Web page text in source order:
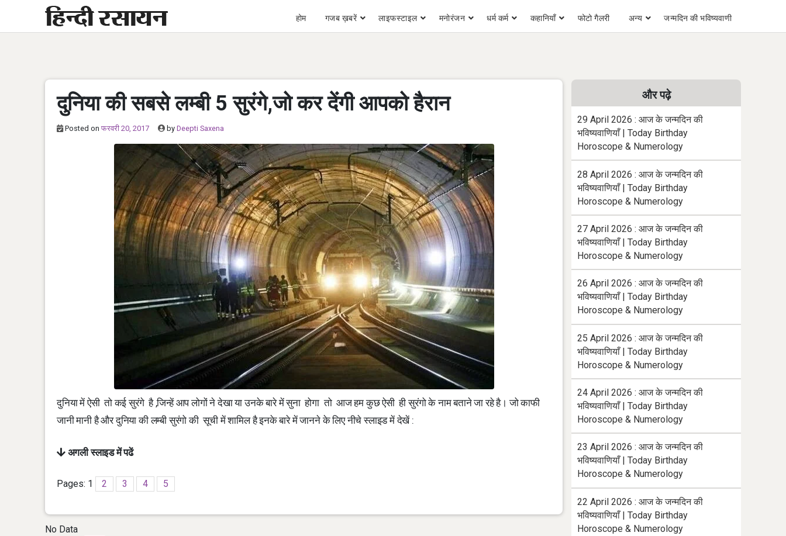
content
होम गजब ख़बरें लाइफस्टाइल मनोरंजन धर्म कर्म कहानियाँ फोटो गैलरी अन्य जन्मदिन की भविष्यवाणी
दुनिया की सबसे लम्बी 5 सुरंगे,जो कर देंगी आपको हैरान
Posted on फरवरी 20, 2017 by Deepti Saxena
दुनिया में ऐसी तो कई सुरंगे है ,जिन्हें आप लोगों ने देखा या उनके बारे में सुना होगा तो आज हम कुछ ऐसी ही सुरंगो के नाम बताने जा रहे है। जो काफी
जानी मानी है और दुनिया की लम्बी सुरंगो की सूची में शामिल है इनके बारे में जानने के लिए नीचे स्लाइड में देखें :
अगली स्लाइड में पढें
Pages: 1 2 3 4 5
No Data
और पढ़े
29 April 2026 : आज के जन्मदिन की
भविष्यवाणियाँ | Today Birthday
Horoscope & Numerology
28 April 2026 : आज के जन्मदिन की
भविष्यवाणियाँ | Today Birthday
Horoscope & Numerology
27 April 2026 : आज के जन्मदिन की
भविष्यवाणियाँ | Today Birthday
Horoscope & Numerology
26 April 2026 : आज के जन्मदिन की
भविष्यवाणियाँ | Today Birthday
Horoscope & Numerology
25 April 2026 : आज के जन्मदिन की
भविष्यवाणियाँ | Today Birthday
Horoscope & Numerology
24 April 2026 : आज के जन्मदिन की
भविष्यवाणियाँ | Today Birthday
Horoscope & Numerology
23 April 2026 : आज के जन्मदिन की
भविष्यवाणियाँ | Today Birthday
Horoscope & Numerology
22 April 2026 : आज के जन्मदिन की
भविष्यवाणियाँ | Today Birthday
Horoscope & Numerology